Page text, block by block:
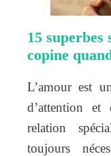
15 superbes
copine
L’amour est
d’attention
relation
toujours